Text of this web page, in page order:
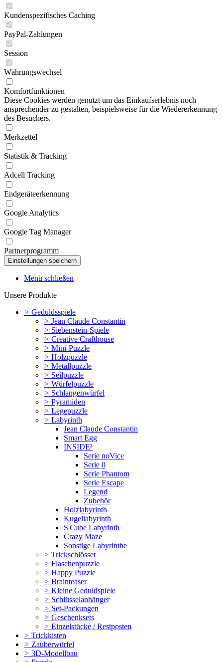
Kundenspezifisches Caching
PayPal-Zahlungen
Session
Währungswechsel
Komfortfunktionen
Diese Cookies werden genutzt um das Einkaufserlebnis noch
ansprechender zu gestalten, beispielsweise für die Wiedererkennung
des Besuchers.
Merkzettel
Statistik & Tracking
Adcell Tracking
Endgeräteerkennung
Google Analytics
Google Tag Manager
Partnerprogramm
Menü schließen
Unsere Produkte
> Geduldsspiele
> Jean Claude Constantin
> Siebenstein-Spiele
> Creative Crafthouse
> Mini-Puzzle
> Holzpuzzle
> Metallpuzzle
> Seilpuzzle
> Würfelpuzzle
> Schlangenwürfel
> Pyramiden
> Legepuzzle
> Labyrinth
Jean Claude Constantin
Smart Egg
INSIDE³
Serie noVice
Serie 0
Serie Phantom
Serie Escape
Legend
Zubehör
Holzlabyrinth
Kugellabyrinth
S'Cube Labyrinth
Crazy Maze
Sonstige Labyrinthe
> Trickschlösser
> Flaschenpuzzle
> Happy Puzzle
> Brainteaser
> Kleine Geduldspiele
> Schlüsselanhänger
> Set-Packungen
> Geschenksets
> Einzelstücke / Restposten
> Trickkisten
> Zauberwürfel
> 3D-Modellbau